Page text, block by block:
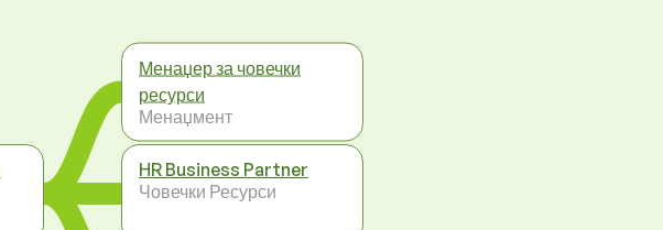
Менаџер за човечки
ресурси
Менаџмент
HR Business Partner
Човечки Ресурси